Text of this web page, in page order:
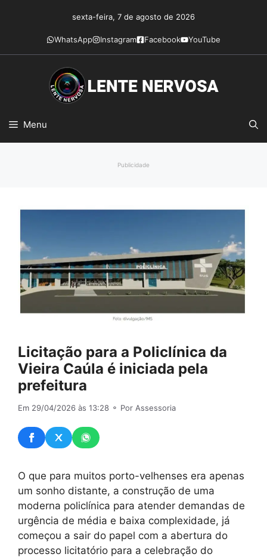
conteúdo
sexta-feira, 7 de agosto de 2026
WhatsApp Instagram Facebook YouTube
Menu
Publicidade
Licitação para a Policlínica da
Vieira Caúla é iniciada pela
prefeitura
Em 29/04/2026 às 13:28 ⚬ Por Assessoria
O que para muitos porto-velhenses era apenas
um sonho distante, a construção de uma
moderna policlínica para atender demandas de
urgência de média e baixa complexidade, já
começou a sair do papel com a abertura do
processo licitatório para a celebração do